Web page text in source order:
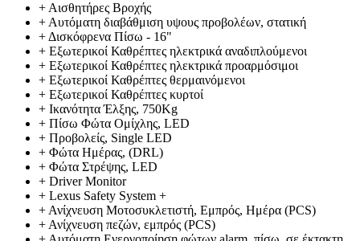
+ Αισθητήρες Βροχής
+ Αυτόματη διαβάθμιση υψους προβολέων, στατική
+ Δισκόφρενα Πίσω - 16"
+ Εξωτερικοί Καθρέπτες ηλεκτρικά αναδιπλούμενοι
+ Εξωτερικοί Καθρέπτες ηλεκτρικά προαρμόσιμοι
+ Εξωτερικοί Καθρέπτες θερμαινόμενοι
+ Εξωτερικοί Καθρέπτες κυρτοί
+ Ικανότητα Έλξης, 750Kg
+ Πίσω Φώτα Ομίχλης, LED
+ Προβολείς, Single LED
+ Φώτα Ημέρας, (DRL)
+ Φώτα Στρέψης, LED
+ Driver Monitor
+ Lexus Safety System +
+ Ανίχνευση Μοτοσυκλετιστή, Εμπρός, Ημέρα (PCS)
+ Ανίχνευση πεζών, εμπρός (PCS)